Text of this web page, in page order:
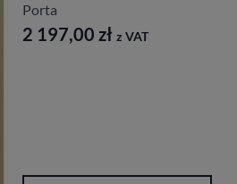
891,00